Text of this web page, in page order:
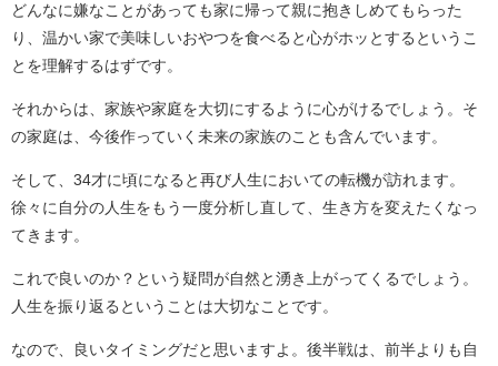
どんなに嫌なことがあっても家に帰って親に抱きしめてもらった
り、温かい家で美味しいおやつを食べると心がホッとするというこ
とを理解するはずです。
それからは、家族や家庭を大切にするように心がけるでしょう。そ
の家庭は、今後作っていく未来の家族のことも含んでいます。
そして、34才に頃になると再び人生においての転機が訪れます。
徐々に自分の人生をもう一度分析し直して、生き方を変えたくなっ
てきます。
これで良いのか？という疑問が自然と湧き上がってくるでしょう。
人生を振り返るということは大切なことです。
なので、良いタイミングだと思いますよ。後半戦は、前半よりも自